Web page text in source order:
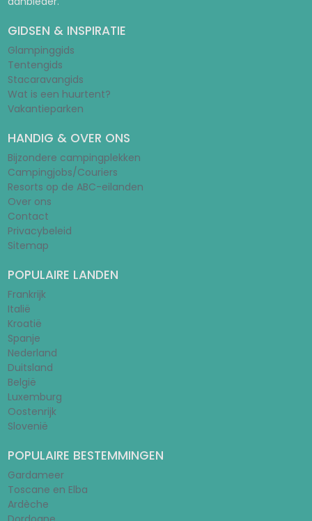
GIDSEN & INSPIRATIE
Glampinggids
Tentengids
Stacaravangids
Wat is een huurtent?
Vakantieparken
HANDIG & OVER ONS
Bijzondere campingplekken
Campingjobs/Couriers
Resorts op de ABC-eilanden
Over ons
Contact
Privacybeleid
Sitemap
POPULAIRE LANDEN
Frankrijk
Italië
Kroatië
Spanje
Nederland
Duitsland
België
Luxemburg
Oostenrijk
Slovenië
POPULAIRE BESTEMMINGEN
Gardameer
Toscane en Elba
Ardèche